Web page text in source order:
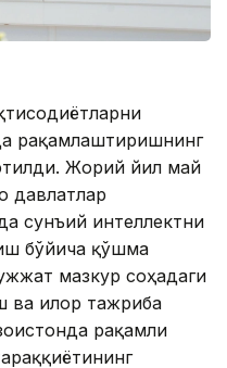
рақамлаштиришнинг
Жорий йил май
давлатлар
сунъий интеллектни
бўйича қўшма
мазкур соҳадаги
илғор тажриба
рақамли